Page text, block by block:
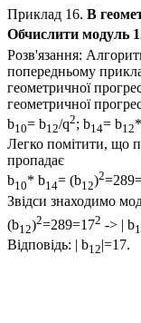
Приклад 16. В
Обчислити модуль
Розв'язання:
попередньому
геометричної
геометричної
b10= b12/q2; b14= b12
Легко помітити, що
пропадає
b10* b14= (b12)2
Звідси знаходимо
(b12)2=289=172 -> | b
Відповідь: | b12|=17.